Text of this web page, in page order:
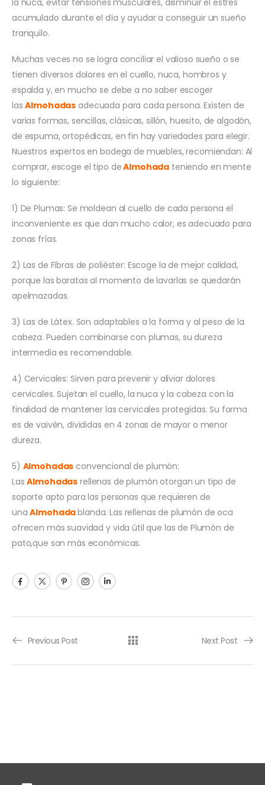
la nuca, evitar tensiones musculares, disminuir el estrés
acumulado durante el día y ayudar a conseguir un sueño
tranquilo.
Muchas veces no se logra conciliar el valioso sueño o se
tienen diversos dolores en el cuello, nuca, hombros y
espalda y, en mucho se debe a no saber escoger
lasAlmohadas adecuada para cada persona. Existen de
varias formas, sencillas, clásicas, sillón, huesito, de algodón,
de espuma, ortopédicas, en fin hay variedades para elegir.
Nuestros expertos en bodega de muebles, recomiendan: Al
comprar, escoge el tipo deAlmohada teniendo en mente
lo siguiente:
1) De Plumas: Se moldean al cuello de cada persona el
inconveniente es que dan mucho calor, es adecuado para
zonas frías.
2) Las de Fibras de poliéster: Escoge la de mejor calidad,
porque las baratas al momento de lavarlas se quedarán
apelmazadas.
3) Las de Látex. Son adaptables a la forma y al peso de la
cabeza. Pueden combinarse con plumas, su dureza
intermedia es recomendable.
4) Cervicales: Sirven para prevenir y aliviar dolores
cervicales. Sujetan el cuello, la nuca y la cabeza con la
finalidad de mantener las cervicales protegidas. Su forma
es de vaivén, divididas en 4 zonas de mayor o menor
dureza.
5) Almohadas convencional de plumón:
LasAlmohadas rellenas de plumón otorgan un tipo de
soporte apto para las personas que requieren de
unaAlmohadablanda. Las rellenas de plumón de oca
ofrecen más suavidad y vida útil que las de Plumón de
pato,que son más económicas.
Previous Post Next Post